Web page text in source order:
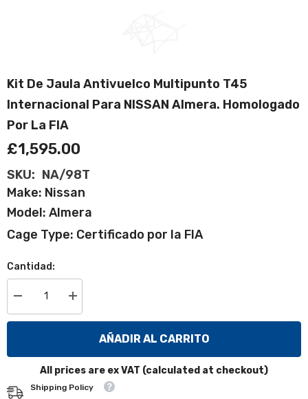
Kit De Jaula Antivuelco Multipunto T45
Internacional Para NISSAN Almera. Homologado
Por La FIA
£1,595.00
SKU: NA/98T
Make: Nissan
Model: Almera
Cage Type: Certificado por la FIA
Cantidad:
Disminuir
de
multipunto
T45
internacional
Aumentar
cantidad
para
multipunto
T45
internacional
AÑADIR AL CARRITO
All prices are ex VAT (calculated at checkout)
Shipping Policy